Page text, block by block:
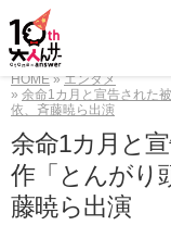
HOME
エンタメ
余命1カ月と宣告された
依、斉藤暁ら出演
余命1カ月と
作「とんがり
藤暁ら出演